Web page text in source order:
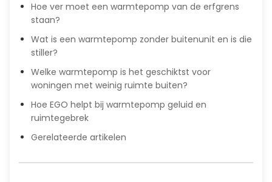
Hoe ver moet een warmtepomp van de erfgrens
staan?
Wat is een warmtepomp zonder buitenunit en is die
stiller?
Welke warmtepomp is het geschiktst voor
woningen met weinig ruimte buiten?
Hoe EGO helpt bij warmtepomp geluid en
ruimtegebrek
Gerelateerde artikelen